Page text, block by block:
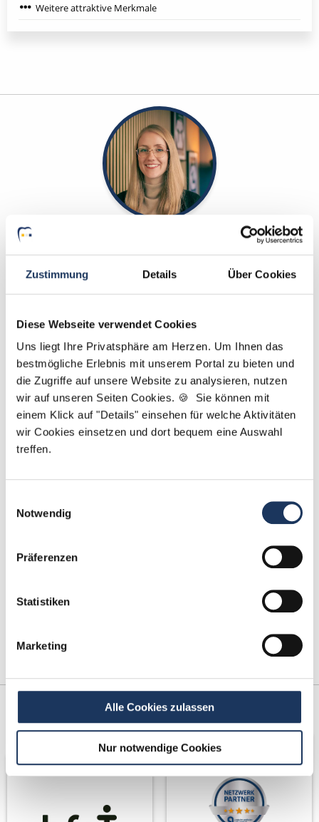
Zustimmung Details Über Cookies
Diese Webseite verwendet Cookies
Uns liegt Ihre Privatsphäre am Herzen. Um Ihnen das
bestmögliche Erlebnis mit unserem Portal zu bieten und
die Zugriffe auf unsere Website zu analysieren, nutzen
wir auf unseren Seiten Cookies. 🍪 Sie können mit
einem Klick auf "Details" einsehen für welche Aktivitäten
wir Cookies einsetzen und dort bequem eine Auswahl
treffen.
Notwendig
Präferenzen
Statistiken
Marketing
Alle Cookies zulassen
Nur notwendige Cookies
Weitere attraktive Merkmale
Sarah Grützmacher
Ansprechpartnerin
Gerne helfe ich Ihnen dabei, eine neue Stelle in
mich gerne, wenn Sie Fragen zu unserem Service
haben.
Jetzt zur kostenlosen Stellenanfrage
Kontakt
Fax: +49 (0) 521 / 911 730 41
Kooperations-
Partner
Netzwerk-Partner